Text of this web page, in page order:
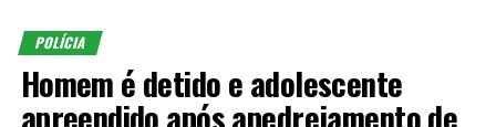
POLÍCIA
Homem é detido e adolescente
apreendido após apedrejamento de